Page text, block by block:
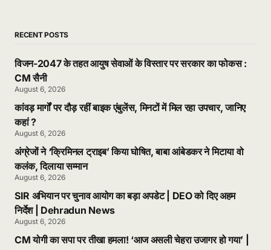
RECENT POSTS
विजन-2047 के तहत आयुष सेवाओं के विस्तार पर सरकार का फोकस :
CM सैनी
August 6, 2026
कांवड़ मार्गों पर दौड़ रहीं बाइक एंबुलेंस, मिनटों में मिल रहा उपचार, जानिए
कहां ?
August 6, 2026
अंग्रेजों ने ‘क्रिमिनल ट्राइब’ किया घोषित, बाबा आंबेडकर ने मिटाया वो
कलंक, दिलाया सम्मान
August 6, 2026
SIR अभियान पर चुनाव आयोग का बड़ा अपडेट | DEO को दिए अहम
निर्देश | Dehradun News
August 6, 2026
CM योगी का सपा पर तीखा हमला! ‘आज असली चेहरा उजागर हो गया’ |